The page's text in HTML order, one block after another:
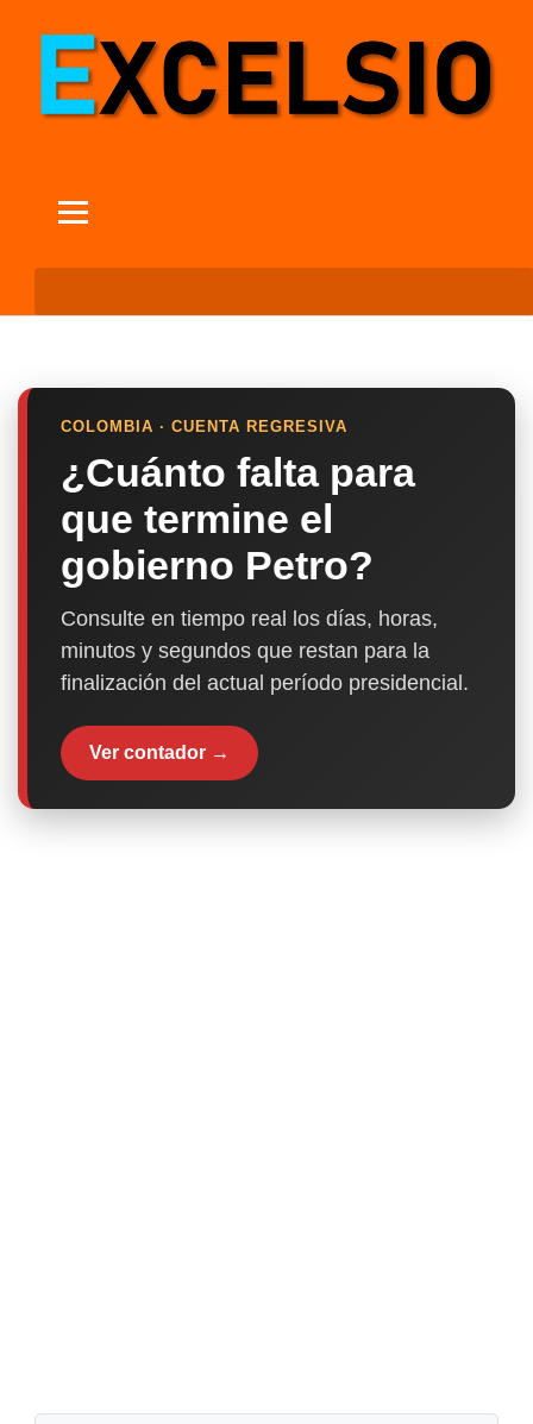
COLOMBIA · CUENTA REGRESIVA
¿Cuánto falta para
que termine el
gobierno Petro?
Consulte en tiempo real los días, horas,
minutos y segundos que restan para la
finalización del actual período presidencial.
Ver contador →